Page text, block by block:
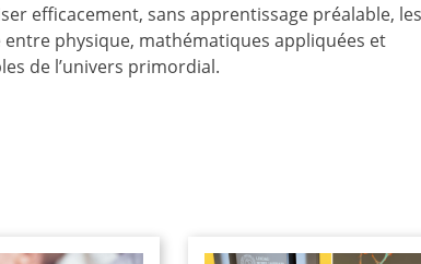
efficacement, sans apprentissage préalable, les
entre physique, mathématiques appliquées et
de l’univers primordial.